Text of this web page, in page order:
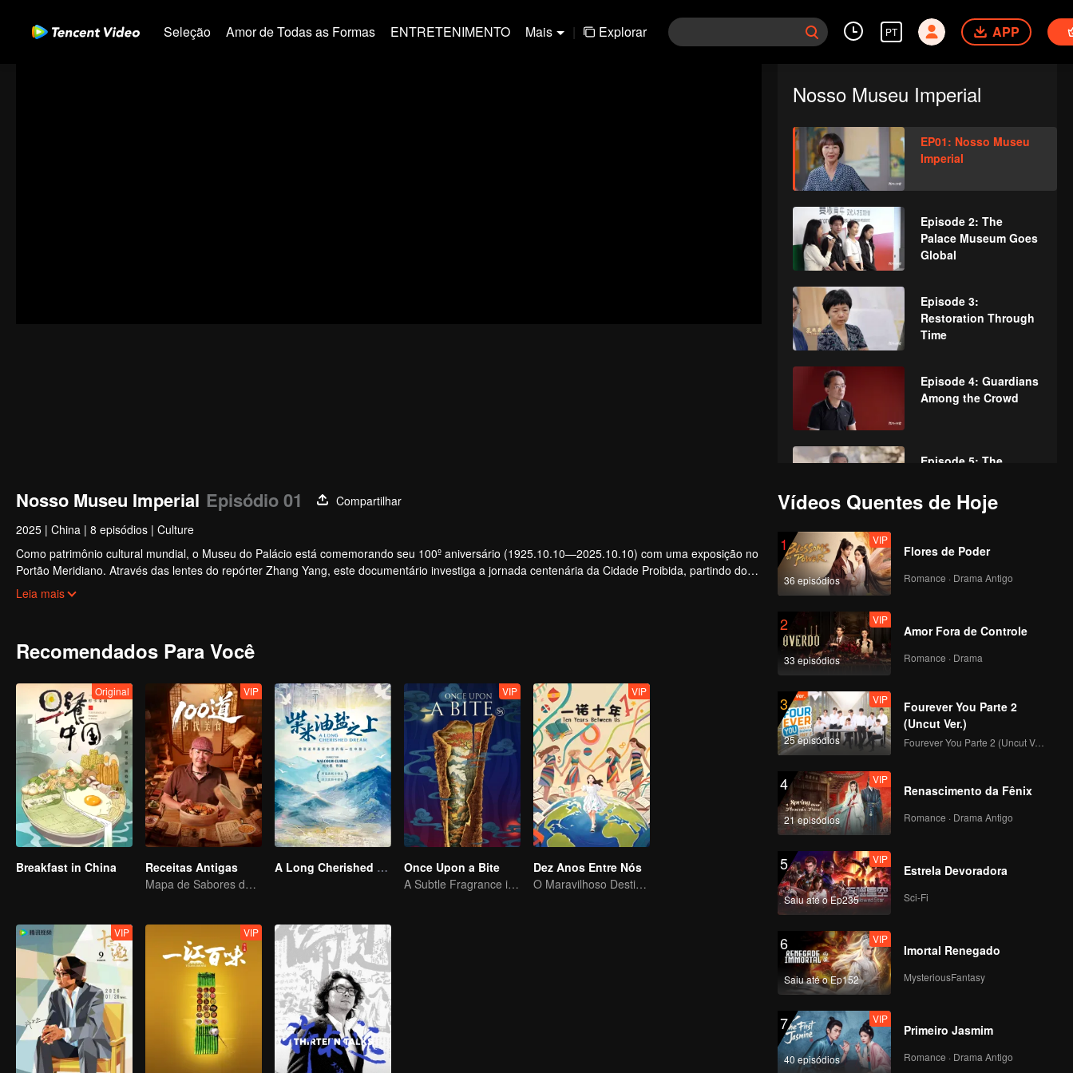
Seleção Amor de Todas as Formas ENTRETENIMENTO Mais | Explorar PT APP
Nosso Museu Imperial
EP01: Nosso Museu
Imperial
Episode 2: The
Palace Museum Goes
Global
Episode 3:
Restoration Through
Time
Episode 4: Guardians
Among the Crowd
Episode 5: The
Tells Stories
Answer of a Garden
Breathing Museum
Completo
Episode 8: Various
Vitalities
Nosso Museu Imperial Episódio 01
Compartilhar
2025 | China | 8 episódios | Culture
Como patrimônio cultural mundial, o Museu do Palácio está comemorando seu 100º aniversário (1925.10.10—2025.10.10) com uma exposição no
Portão Meridiano. Através das lentes do repórter Zhang Yang, este documentário investiga a jornada centenária da Cidade Proibida, partindo dos
danos da tecnologia digital, dos restauradores de relíquias culturais e dos IPs relevantes, não apenas o prelúdio de uma celebração, mas também
Leia mais
Recomendados Para Você
Original
Breakfast in China
VIP
Receitas Antigas
Mapa de Sabores da China
A Long Cherished Dream
VIP
Once Upon a Bite
A Subtle Fragrance in Flavor
VIP
Dez Anos Entre Nós
O Maravilhoso Destino de uma Jovem Chinesa com o Mundo
VIP VIP
Vídeos Quentes de Hoje
1
36 episódios
VIP
Flores de Poder
Romance · Drama Antigo
2
33 episódios
VIP
Amor Fora de Controle
Romance · Drama
3
25 episódios
VIP
Fourever You Parte 2
(Uncut Ver.)
Fourever You Parte 2 (Uncut Ver.)
4
21 episódios
VIP
Renascimento da Fênix
Romance · Drama Antigo
5
Saiu até o Ep235
VIP
Estrela Devoradora
Sci-Fi
6
Saiu até o Ep152
VIP
Imortal Renegado
MysteriousFantasy
7
40 episódios
VIP
Primeiro Jasmim
Romance · Drama Antigo